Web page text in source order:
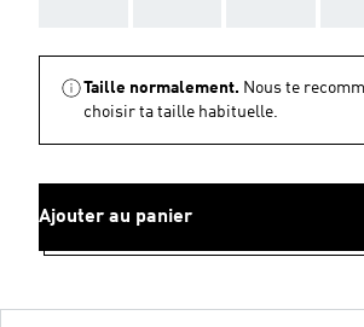
Taille normalement. Nous te
choisir ta taille habituelle.
Ajouter au panier